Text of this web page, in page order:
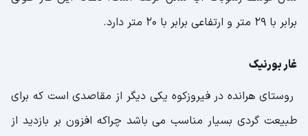
برابر با 29 متر و ارتفاعی برابر با 20 متر دارد.
غار بورنیک
روستای هرانده در فیروزکوه یکی دیگر از مقاصدی است که برای
طبیعت گردی بسیار مناسب می باشد چراکه افزون بر بازدید از